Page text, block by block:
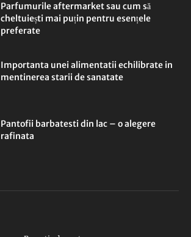
Parfumurile aftermarket sau cum să
cheltuiești mai puțin pentru esențele
preferate
Importanta unei alimentatii echilibrate in
mentinerea starii de sanatate
Pantofii barbatesti din lac – o alegere
rafinata